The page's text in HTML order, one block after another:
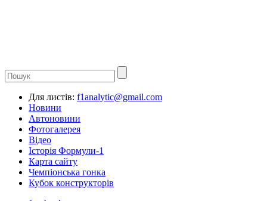
Для листів: f1analytic@gmail.com
Новини
Автоновини
Фотогалерея
Відео
Історія Формули-1
Карта сайту
Чемпіонська гонка
Кубок конструкторів